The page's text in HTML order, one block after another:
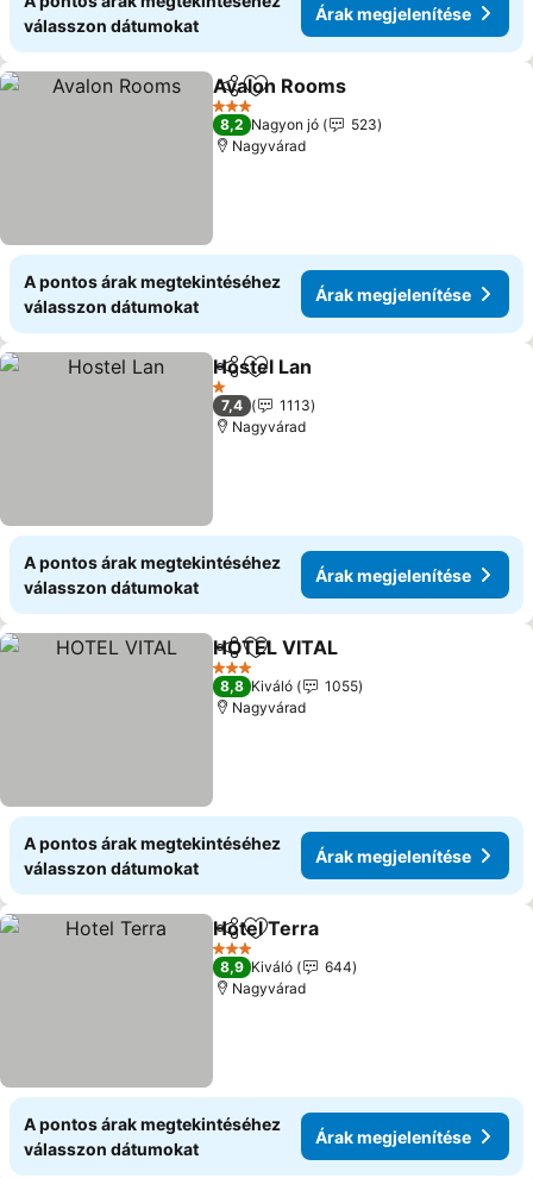
válasszon dátumokat
Árak megjelenítése
Megosztás
Hozzáadás a kedvencekhez
Avalon Rooms
3 Kategória
8,2 Nagyon jó
523
Nagyvárad
A pontos árak megtekintéséhez
válasszon dátumokat
Árak megjelenítése
Megosztás
Hozzáadás a kedvencekhez
Hostel Lan
1 Kategória
7,4
1113
Nagyvárad
A pontos árak megtekintéséhez
válasszon dátumokat
Árak megjelenítése
Megosztás
Hozzáadás a kedvencekhez
HOTEL VITAL
3 Kategória
8,8 Kiváló
1055
Nagyvárad
A pontos árak megtekintéséhez
válasszon dátumokat
Árak megjelenítése
Megosztás
Hozzáadás a kedvencekhez
Hotel Terra
3 Kategória
8,9 Kiváló
644
Nagyvárad
A pontos árak megtekintéséhez
válasszon dátumokat
Árak megjelenítése